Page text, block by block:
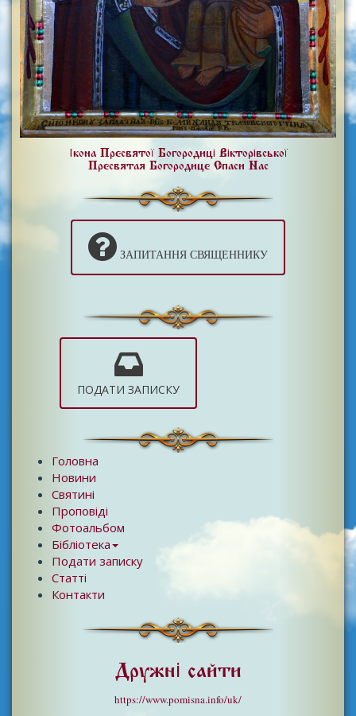
Ікона Пресвятої Богородиці Вікторівської
Пресвятая Богородице Спаси Нас
ЗАПИТАННЯ СВЯЩЕННИКУ
ПОДАТИ ЗАПИСКУ
Головна
Новини
Святині
Проповіді
Фотоальбом
Бібліотека
Подати записку
Статті
Контакти
Дружні сайти
https://www.pomisna.info/uk/